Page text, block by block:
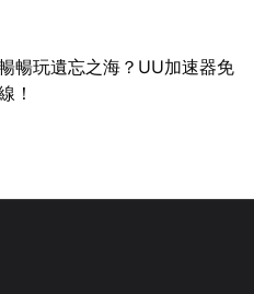
暢玩遺忘之海？UU加速器免
！